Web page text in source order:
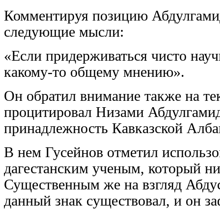
Комментируя позицию
следующие мысли:
«Если придерживаться чисто
какому-то общему мнению».
Он обратил внимание также на
процитировал Низами
принадлежность Кавказской
В нем Гусейнов отметил
дагестанским ученым, который
Существенным же на взгляд
данный знак существовал, и он